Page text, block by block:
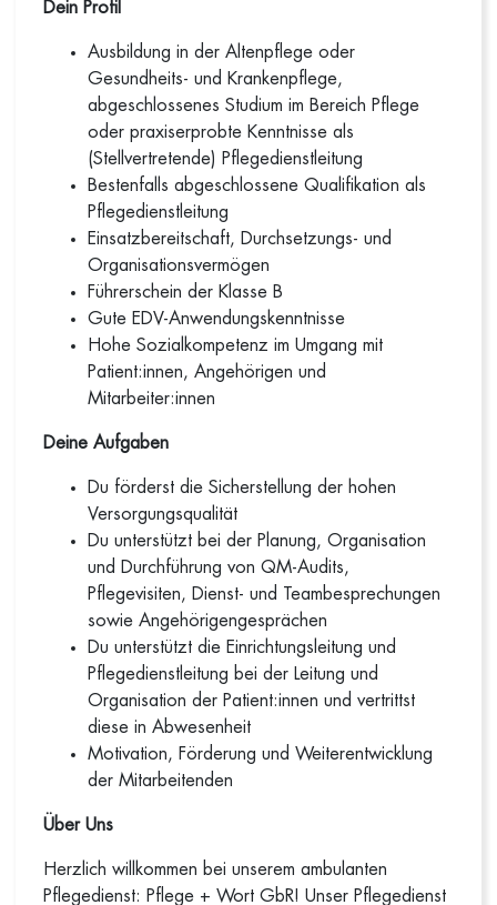
Dein Profil
Ausbildung in der Altenpflege oder
Gesundheits- und Krankenpflege,
abgeschlossenes Studium im Bereich Pflege
oder praxiserprobte Kenntnisse als
(Stellvertretende) Pflegedienstleitung
Bestenfalls abgeschlossene Qualifikation als
Pflegedienstleitung
Einsatzbereitschaft, Durchsetzungs- und
Organisationsvermögen
Führerschein der Klasse B
Gute EDV-Anwendungskenntnisse
Hohe Sozialkompetenz im Umgang mit
Patient:innen, Angehörigen und
Mitarbeiter:innen
Deine Aufgaben
Du förderst die Sicherstellung der hohen
Versorgungsqualität
Du unterstützt bei der Planung, Organisation
und Durchführung von QM-Audits,
Pflegevisiten, Dienst- und Teambesprechungen
sowie Angehörigengesprächen
Du unterstützt die Einrichtungsleitung und
Pflegedienstleitung bei der Leitung und
Organisation der Patient:innen und vertrittst
diese in Abwesenheit
Motivation, Förderung und Weiterentwicklung
der Mitarbeitenden
Über Uns
Herzlich willkommen bei unserem ambulanten
Pflegedienst: Pflege + Wort GbR! Unser Pflegedienst